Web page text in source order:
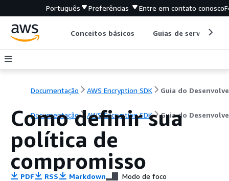
Português Preferências Entre em contato conosco
Conceitos básicos Guias de serviço
Documentação AWS Encryption SDK
Documentação AWS Encryption SDK Guia do
Como definir sua
política de
compromisso
PDF RSS Markdown Modo de foco